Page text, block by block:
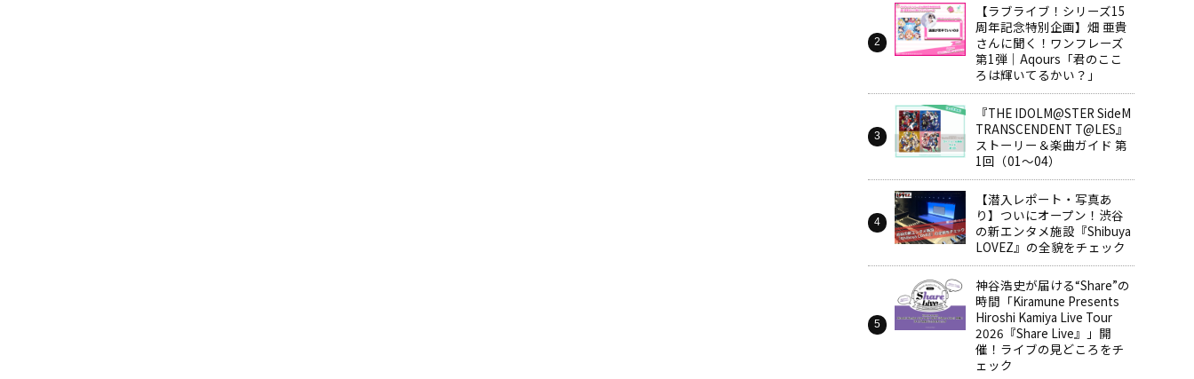
【ラブライブ！シリーズ15
周年記念特別企画】畑 亜貴
さんに聞く！ワンフレーズ
第1弾｜Aqours「君のここ
ろは輝いてるかい？」
『THE IDOLM@STER SideM
TRANSCENDENT T@LES』
ストーリー＆楽曲ガイド 第
1回（01～04）
【潜入レポート・写真あ
り】ついにオープン！渋谷
の新エンタメ施設『Shibuya
LOVEZ』の全貌をチェック
神谷浩史が届ける“Share”の
時間――「Kiramune Presents
Hiroshi Kamiya Live Tour
2026『Share Live』」開
催！ライブの見どころをチ
ェック